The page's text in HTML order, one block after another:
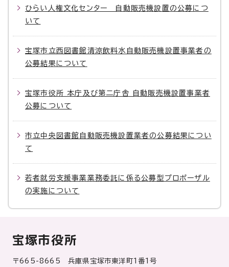
ひらい人権文化センター 自動販売機設置の公募につ
いて
宝塚市立西図書館清涼飲料水自動販売機設置事業者の
公募結果について
宝塚市役所 本庁及び第二庁舎 自動販売機設置事業者
公募について
市立中央図書館自動販売機設置業者の公募結果につい
て
若者就労支援事業業務委託に係る公募型プロポーザル
の実施について
宝塚市役所
〒665-8665 兵庫県宝塚市東洋町1番1号